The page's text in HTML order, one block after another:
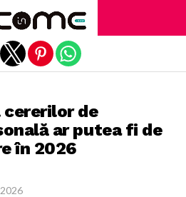
cererilor de
ar putea fi de
în 2026
version